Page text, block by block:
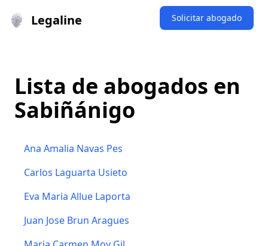
Legaline Solicitar abogado
Lista de abogados en
Sabiñánigo
Ana Amalia Navas Pes
Carlos Laguarta Usieto
Eva Maria Allue Laporta
Juan Jose Brun Aragues